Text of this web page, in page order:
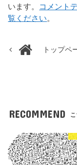
います。 コメント
覧ください。
トップペ
RECOMMEND